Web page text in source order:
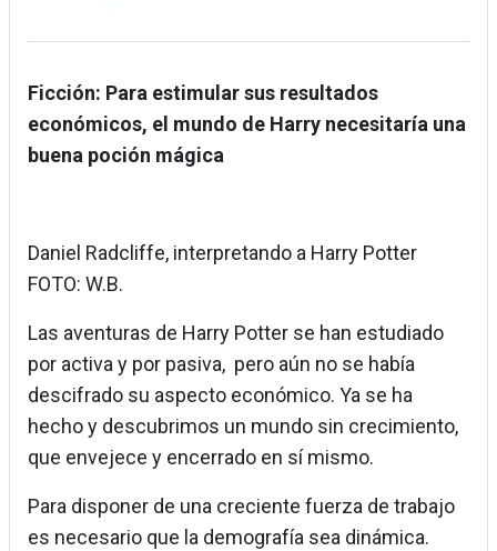
Ficción: Para estimular sus resultados
económicos, el mundo de Harry necesitaría una
buena poción mágica
Daniel Radcliffe, interpretando a Harry Potter
FOTO: W.B.
Las aventuras de Harry Potter se han estudiado
por activa y por pasiva, pero aún no se había
descifrado su aspecto económico. Ya se ha
hecho y descubrimos un mundo sin crecimiento,
que envejece y encerrado en sí mismo.
Para disponer de una creciente fuerza de trabajo
es necesario que la demografía sea dinámica.